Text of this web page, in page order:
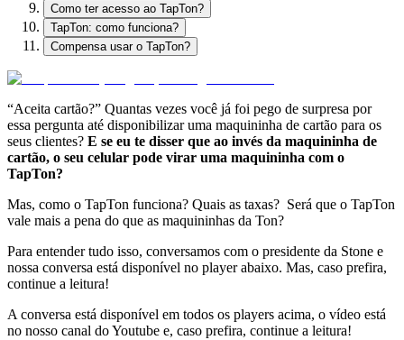
Como ter acesso ao TapTon?
TapTon: como funciona?
Compensa usar o TapTon?
“Aceita cartão?” Quantas vezes você já foi pego de surpresa por
essa pergunta até disponibilizar uma maquininha de cartão para os
seus clientes? E se eu te disser que ao invés da maquininha de
cartão, o seu celular pode virar uma maquininha com o
TapTon?
Mas, como o TapTon funciona? Quais as taxas? Será que o TapTon
vale mais a pena do que as maquininhas da Ton?
Para entender tudo isso, conversamos com o presidente da Stone e
nossa conversa está disponível no player abaixo. Mas, caso prefira,
continue a leitura!
A conversa está disponível em todos os players acima, o vídeo está
no nosso canal do Youtube e, caso prefira, continue a leitura!